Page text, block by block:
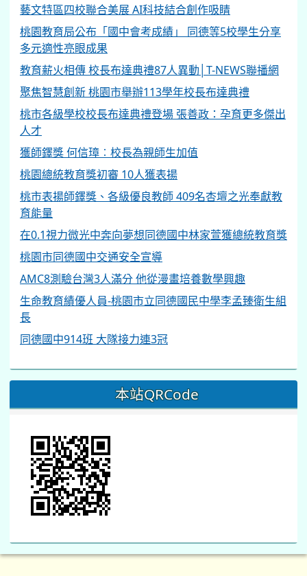
藝文特區四校聯合美展 AI科技結合創作吸睛
桃園教育局公布「國中會考成績」 同德等5校學生分享
多元適性亮眼成果
教育薪火相傳 校長布達典禮87人異動│T-NEWS聯播網
聚焦智慧創新 桃園市舉辦113學年校長布達典禮
桃市各級學校校長布達典禮登場 張善政：孕育更多傑出
人才
獲師鐸獎 何信璋︰校長為親師生加值
桃園總統教育獎初審 10人獲表揚
桃市表揚師鐸獎、各級優良教師 409名杏壇之光奉獻教
育能量
在0.1視力微光中奔向夢想同德國中林家萱獲總統教育獎
桃園市同德國中交通安全宣導
AMC8測驗台灣3人滿分 他從漫畫培養數學興趣
生命教育績優人員-桃園市立同德國民中學李孟臻衛生組
長
同德國中914班 大隊接力連3冠
本站QRCode